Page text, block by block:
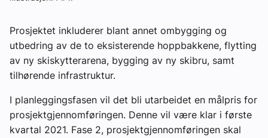
Prosjektet inkluderer blant annet ombygging og
utbedring av de to eksisterende hoppbakkene, flytting
av ny skiskytterarena, bygging av ny skibru, samt
tilhørende infrastruktur.
I planleggingsfasen vil det bli utarbeidet en målpris for
prosjektgjennomføringen. Denne vil være klar i første
kvartal 2021. Fase 2, prosjektgjennomføringen skal